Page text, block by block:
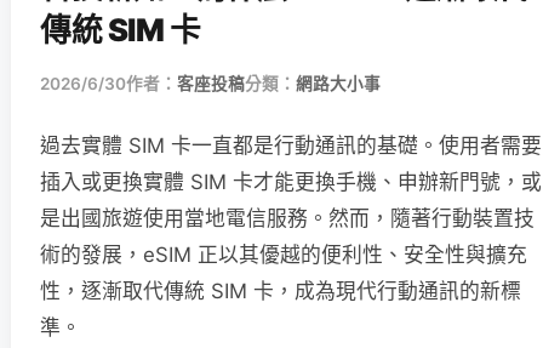
傳統 SIM 卡
2026/6/30作者： 客座投稿分類： 網路大小事
過去實體 SIM 卡一直都是行動通訊的基礎。使用者需要
插入或更換實體 SIM 卡才能更換手機、申辦新門號，或
是出國旅遊使用當地電信服務。然而，隨著行動裝置技
術的發展，eSIM 正以其優越的便利性、安全性與擴充
性，逐漸取代傳統 SIM 卡，成為現代行動通訊的新標
準。